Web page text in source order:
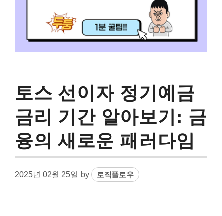
토스 선이자 정기예금
금리 기간 알아보기: 금
융의 새로운 패러다임
2025년 02월 25일 by 로직플로우